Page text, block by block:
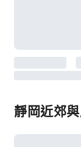
靜岡近郊